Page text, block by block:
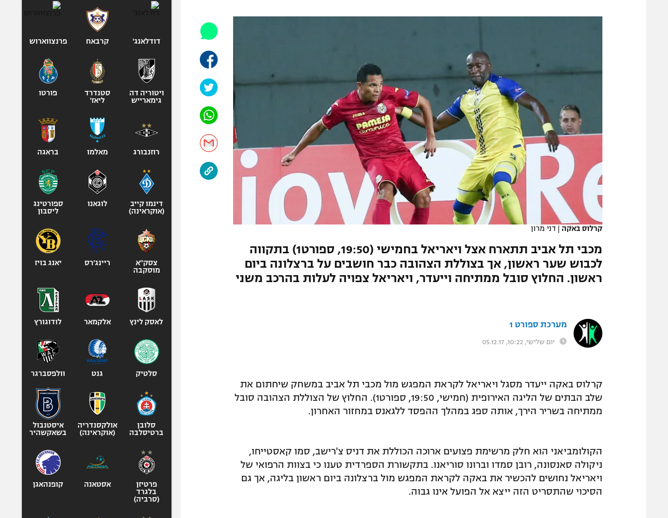
טניס
תנאי שימוש
מדיניות פרטיות
תקנון פעילות ספורט 1
רשיון להקרנה פומבית לבית עסק
הצטרפות לחבילת הערוצים
לוח דרושים – ג'ובנט
המגזין
הפועל תל אביב
מכבי נתניה
בני יהודה
ליגה סינית
אופניים
ספורט מוטורי
כדורמים
פוטבול אמריקאי NFL
בייסבול MLB
ספורט אתגרי
ואקסטרים
אומנויות לחימה
גיימינג E-Sports
קרלוס באקה | דני מרון
מכבי תל אביב תתארח אצל ויאריאל בחמישי (19:50, ספורט1) בתקווה
לכבוש שער ראשון, אך בצוללת הצהובה כבר חושבים על ברצלונה ביום
ראשון. החלוץ סובל ממתיחה וייעדר, ויאריאל צפויה לעלות בהרכב משני
מערכת ספורט 1
יום שלישי, 10:22, 05.12.17
קרלוס באקה ייעדר מסגל ויאריאל לקראת המפגש מול מכבי תל אביב במשחק שיחתום את
שלב הבתים של הליגה האירופית (חמישי, 19:50, ספורט1). החלוץ של הצוללת הצהובה סובל
ממתיחה בשריר הירך, אותה ספג במהלך ההפסד ללגאנס במחזור האחרון.
הקולומביאני הוא חלק מרשימת פצועים ארוכה הכוללת את דניס צ'רישב, סמו קאסטייחו,
ניקולה סאנסונה, רובן סמדו וברונו סוריאנו. בתקשורת הספרדית טענו כי בצוות הרפואי של
ויאריאל נחושים להכשיר את באקה לקראת המפגש מול ברצלונה ביום ראשון בליגה, אך גם
הסיכוי שהתסריט הזה ייצא אל הפועל אינו גבוה.
דודלאנג' קרבאח פרנצווארוש
ויטוריה דה
גימארייש
סטנדרד
ליאז'
פורטו
רוזנבורג מאלמו בראגה
דינמו קייב
(אוקראינה)
לוגאנו
ספורטינג
ליסבון
צסק"א
מוסקבה
ריינג'רס יאנג בויז
לאסק לינץ אלקמאר לודוגורץ
סלטיק גנט וולפסברגר
סלובן
ברטיסלבה
אולקסנדריה
(אוקראינה)
איסטנבול
בשאקשהיר
פרטיזן
בלגרד
(סרביה)
אסטאנה קופנהאגן